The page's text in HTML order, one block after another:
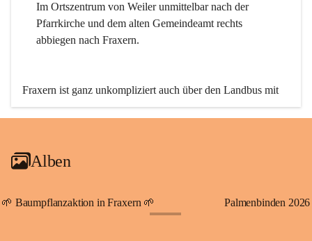
Im Ortszentrum von Weiler unmittelbar nach der
Pfarrkirche und dem alten Gemeindeamt rechts
abbiegen nach Fraxern.
Fraxern ist ganz unkompliziert auch über den Landbus mit
den öffentlichen Verkehrsmitteln zu erreichen. Die Linie
An Samstagen, Sonn- und Feiertagen können Sie bequem
persönlichen Linienbus zur gewünschten Zeit zu Ihrer
Haltestelle bestellen. Sowohl von Weiler kommend nach
Alben
🌱 Baumpflanzaktion in Fraxern 🌱 Palmenbinden 2026